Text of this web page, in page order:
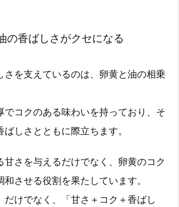
の香ばしさがクセになる
さを支えているのは、卵黄と油の相乗
でコクのある味わいを持っており、そ
しさとともに際立ちます。
甘さを与えるだけでなく、卵黄のコク
させる役割を果たしています。
だけでなく、「甘さ＋コク＋香ばし